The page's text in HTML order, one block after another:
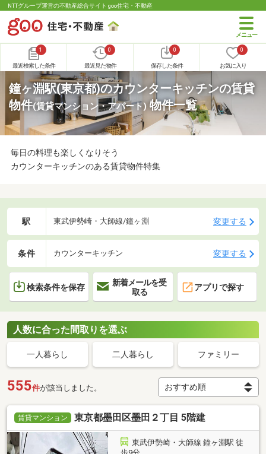
NTTグループ運営の不動産総合サイト goo住宅・不動産
1
最近検索した条件
0
最近見た物件
0
保存した条件
0
お気に入り
鐘ヶ淵駅(東京都)のカウンターキッチンの賃貸
物件(賃貸マンション・アパート)物件一覧
毎日の料理も楽しくなりそう
カウンターキッチンのある賃貸物件特集
駅 東武伊勢崎・大師線/鐘ヶ淵 変更する
条件 カウンターキッチン 変更する
検索条件を保存
新着メールを受
取る
アプリで探す
人数に合った間取りを選ぶ
一人暮らし 二人暮らし ファミリー
555件が該当しました。
賃貸マンション 東京都墨田区墨田２丁目 5階建
東武伊勢崎・大師線 鐘ヶ淵駅 徒